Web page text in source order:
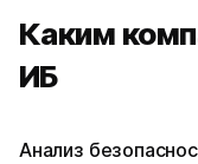
Каким
ИБ
Анализ